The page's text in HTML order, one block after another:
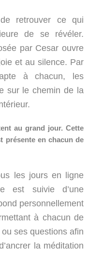
retrouver ce qui
de se révéler.
par Cesar ouvre
et au silence. Par
à chacun, les
sur le chemin de la
au grand jour. Cette
présente en chacun de
les jours en ligne
est suivie d’une
personnellement
à chacun de
ses questions afin
la méditation